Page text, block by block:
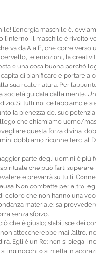
L’energia maschile è,
il maschile è rivolto
va da A a B, che corre verso
le emozioni, la
è una cosa buona perché
di pianificare e portare a
sua reale natura. Per
società guidata dalla mente.
Sì tutti noi ce l’abbiamo e
la pienezza del suo
che chiamiamo uomo/
questa forza divina,
dobbiamo riconnetterci al
parte degli uomini è più
che può farti superare
e prevarrà su tutti.
Non combatte per altro,
coloro che non hanno una
materiale; sa
senza sforzo.
che è giusto; stabilisce dei
atteccherebbe mai l’altro,
Egli è un Re: non si piega,
inginocchi o si metta in